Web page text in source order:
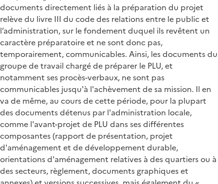
documents directement liés à la préparation du projet
relève du livre III du code des relations entre le public et
l’administration, sur le fondement duquel ils revêtent un
caractère préparatoire et ne sont donc pas,
temporairement, communicables. Ainsi, les documents du
groupe de travail chargé de préparer le PLU, et
notamment ses procès-verbaux, ne sont pas
communicables jusqu'à l'achèvement de sa mission. Il en
va de même, au cours de cette période, pour la plupart
des documents détenus par l'administration locale,
comme l'avant-projet de PLU dans ses différentes
composantes (rapport de présentation, projet
d'aménagement et de développement durable,
orientations d'aménagement relatives à des quartiers ou à
des secteurs, règlement, documents graphiques et